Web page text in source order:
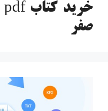
صفر